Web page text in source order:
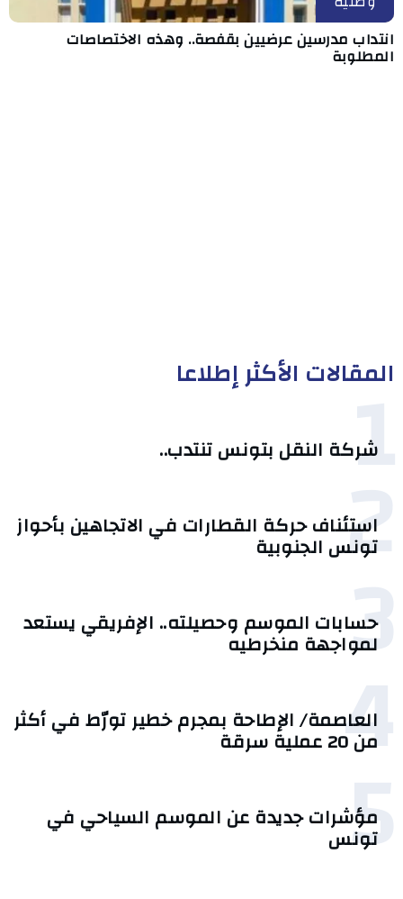
انتداب مدرسين عرضيين بقفصة.. وهذه الاختصاصات
المطلوبة
المقالات الأكثر إطلاعا
1
شركة النقل بتونس تنتدب..
2
استئناف حركة القطارات في الاتجاهين بأحواز
تونس الجنوبية
3
حسابات الموسم وحصيلته.. الإفريقي يستعد
لمواجهة منخرطيه
4
العاصمة/ الإطاحة بمجرم خطير تورّط في أكثر
من 20 عملية سرقة
5
مؤشرات جديدة عن الموسم السياحي في
تونس